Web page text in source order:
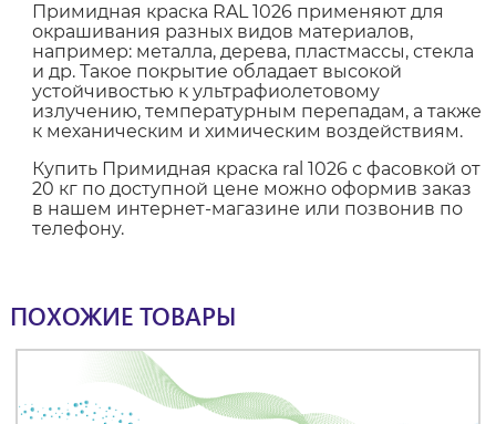
Примидная краска RAL 1026 применяют для
окрашивания разных видов материалов,
например: металла, дерева, пластмассы, стекла
и др. Такое покрытие обладает высокой
устойчивостью к ультрафиолетовому
излучению, температурным перепадам, а также
к механическим и химическим воздействиям.
Купить Примидная краска ral 1026 с фасовкой от
20 кг по доступной цене можно оформив заказ
в нашем интернет-магазине или позвонив по
телефону.
ПОХОЖИЕ ТОВАРЫ